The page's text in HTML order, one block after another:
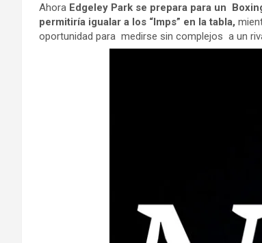
Ahora Edgeley Park se prepara para un
permitiría igualar a los “Imps” en la tabla,
oportunidad para medirse sin complejos a un